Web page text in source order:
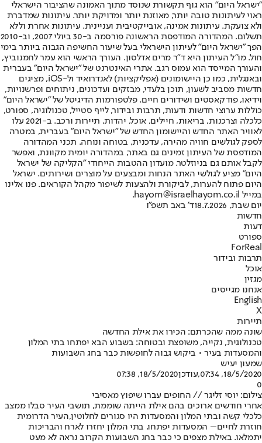
"ישראל היום" הוא גוף תקשורת שנוסד מתוך האמונה שהציבור הישראלי
ראוי לעיתונות טובה יותר, מאוזנת יותר ומדויקת יותר. עיתונות שמדברת
ולא צועקת. עיתונות אמינה, אובייקטיבית ועניינית. עיתונות אחרת וללא
תשלום. המהדורה המודפסת הראשונה פורסמה ב-30 ביולי 2007, וב-2010
הפך "ישראל היום" לעיתון הישראלי בעל שיעור החשיפה הגבוה ביותר בימי
חול. מו"ל העיתון היא ד"ר מרים אדלסון. העורך הראשי הוא עמר לחמנוביץ,
והעורך המייסד הוא עמוס רגב. אתרי האינטרנט של "ישראל היום" בעברית
ובאנגלית, כמו כן היישומונים (אפליקציות) לאנדרואיד ול-iOS, מציגים
חדשות מסביב לשעון, תוכן בלעדי, מבזקים ועדכונים, ניתוחים ופרשנויות,
וידיאו, פודקאסטים ושידורים חיים. פלטפורמות הדיגיטל של "ישראל היום"
כוללות ערוצי חדשות ודעות, תרבות ובידור, לייף סטייל, טכנולוגיה, ספורט,
כלכלה וצרכנות, בריאות, חיילים, אוכל, יהדות, תיירות ורכב. ב-2021 עלו
לאוויר האתר החדש והיישומון החדש של "ישראל היום" בעברית, במטרה
לספק לגולשים חוויה מהירה, עדכנית, בטוחה ונוחה. תכני המהדורה
המודפסת של העיתון זמינים גם באתר, במהדורה יומית מקוונת, ואפשר
לקבל אותם גם בניוזלטר. מועדון ההטבות הייחודי "הקליקה של ישראל
היום" מציע לגולשי האתר הנחות ומבצעים על מוצרים ושירותים. ישראל
היום פתוח להערות, לביקורת ולהצעות לשיפור מקהל הקוראים. פנו אלינו
במייל hayom@israelhayom.co.il.
יום שבת, 18.7.2026
ד' באב תשפ"ו
חדשות
דעות
ספורט
ForReal
תרבות ובידור
אוכל
מגזין
אנחנו מגייסים
English
X
תיירות
שונה ממה שהכרתם: הכירו את אילת החדשה
טכנולוגית, נקייה, משופצת ובטוחה: בשבוע הבא יפתחו בתי המלון
והמסעדות בעיר • ביקוש גבוה לחופשות כבר בחג השבועות
שמעון יעיש
18/5/2020, 07:34
,עודכן18/5/2020, 07:38
0
צילום: יוסי זליגר // החופים עברו שיפוץ מאסיבי
אחרי חודשים ארוכים בהם אילת הייתה שוממת, תושבי העיר סבלו ממצב
כלכלי קשה ובתי המלון והמסעדות היו סגורים לחלוטין,העיר הדרומית
חוזרת לחיים– המסעדות יפתחו, בתי המלון יחזרו לארח והבריכות
יתמלאו. באילת מצפים כי כבר בחג השבועות הקרוב נראה לא מעט